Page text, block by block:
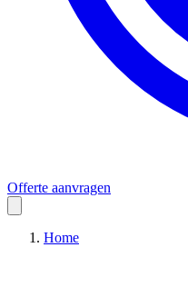
Offerte aanvragen
Home